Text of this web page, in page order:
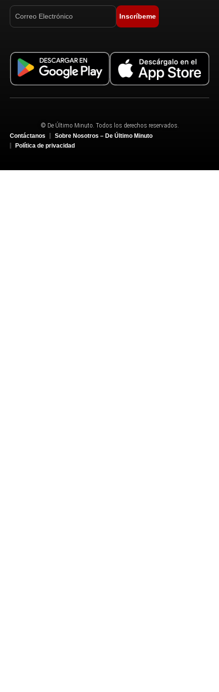
Inscríbeme
© De Último Minuto. Todos los derechos reservados.
Contáctanos
Sobre Nosotros – De Último Minuto
Política de privacidad